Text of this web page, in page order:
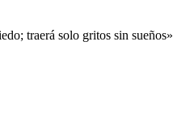
traerá solo gritos sin sueños»